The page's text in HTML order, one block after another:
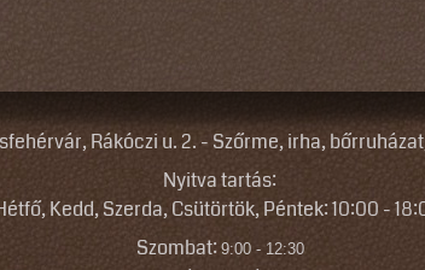
Rákóczi u. 2. - Szőrme, irha,
Nyitva tartás:
Kedd, Szerda, Csütörtök, Péntek: 10:00 - 18:
Szombat: 9:00 - 12:30